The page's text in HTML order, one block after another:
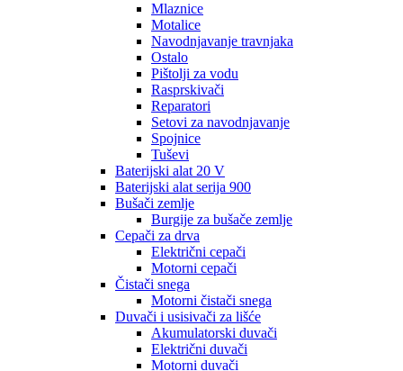
Mlaznice
Motalice
Navodnjavanje travnjaka
Ostalo
Pištolji za vodu
Rasprskivači
Reparatori
Setovi za navodnjavanje
Spojnice
Tuševi
Baterijski alat 20 V
Baterijski alat serija 900
Bušači zemlje
Burgije za bušače zemlje
Cepači za drva
Električni cepači
Motorni cepači
Čistači snega
Motorni čistači snega
Duvači i usisivači za lišće
Akumulatorski duvači
Električni duvači
Motorni duvači